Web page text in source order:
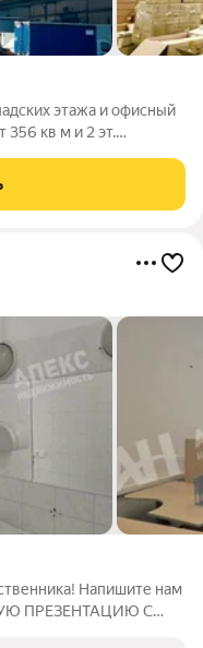
этажа и офисный
356 кв м и 2 эт.
(грузоподъемность - 3,5
Напишите нам
ПРЕЗЕНТАЦИЮ С